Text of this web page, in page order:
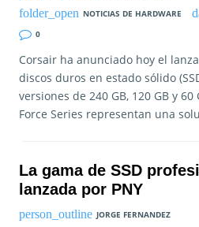
NOTICIAS DE HARDWARE
0
Corsair ha anunciado hoy el
discos duros en estado sólido
versiones de 240 GB, 120 GB y 60
Force Series representan una
La gama de SSD
lanzada por PNY
JORGE FERNANDEZ